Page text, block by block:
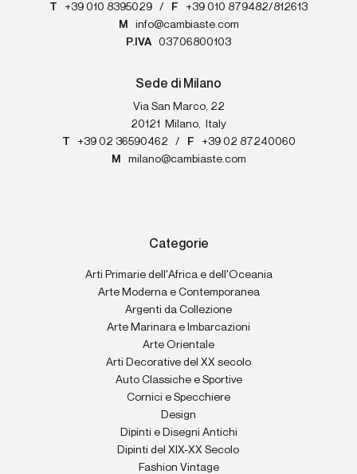
T +39 010 8395029 / F
+39 010 879482/812613
M
info@cambiaste.com
P.IVA
03706800103
Sede di Milano
Via San Marco, 22
20121
Milano
Italy
T
+39 02 36590462 / F
+39 02 87240060
M
milano@cambiaste.com
Categorie
Arti Primarie dell'Africa e dell'Oceania
Arte Moderna e Contemporanea
Argenti da Collezione
Arte Marinara e Imbarcazioni
Arte Orientale
Arti Decorative del XX secolo
Auto Classiche e Sportive
Cornici e Specchiere
Design
Dipinti e Disegni Antichi
Dipinti del XIX-XX Secolo
Fashion Vintage